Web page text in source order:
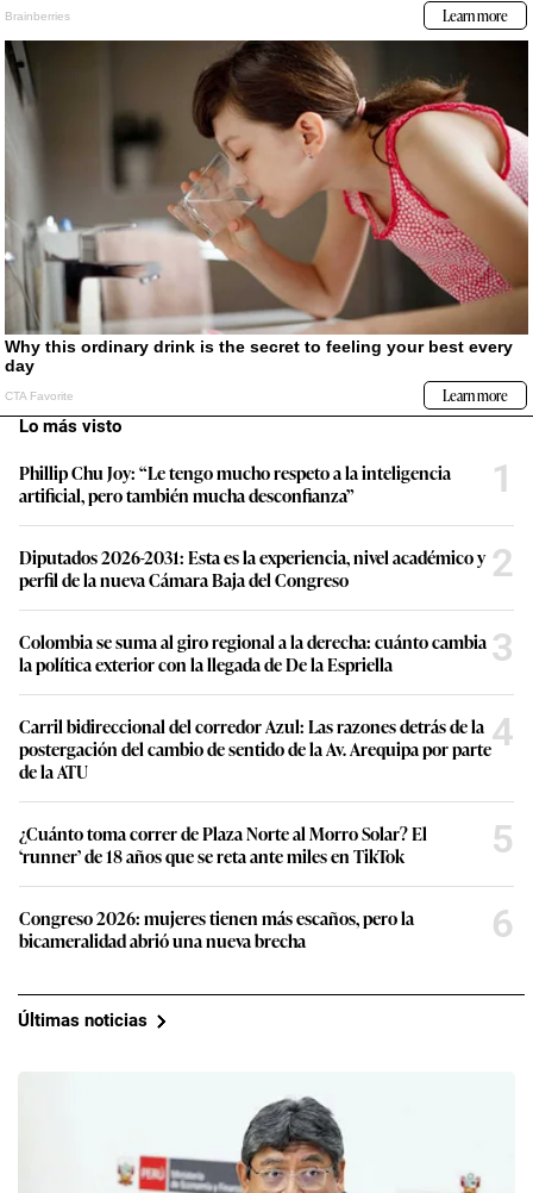
Lo más visto
Phillip Chu Joy: “Le tengo mucho respeto a la inteligencia
artificial, pero también mucha desconfianza”
1
Diputados 2026-2031: Esta es la experiencia, nivel académico y
perfil de la nueva Cámara Baja del Congreso
2
Colombia se suma al giro regional a la derecha: cuánto cambia
la política exterior con la llegada de De la Espriella
3
Carril bidireccional del corredor Azul: Las razones detrás de la
postergación del cambio de sentido de la Av. Arequipa por parte
de la ATU
4
¿Cuánto toma correr de Plaza Norte al Morro Solar? El
‘runner’ de 18 años que se reta ante miles en TikTok
5
Congreso 2026: mujeres tienen más escaños, pero la
bicameralidad abrió una nueva brecha
6
Últimas noticias